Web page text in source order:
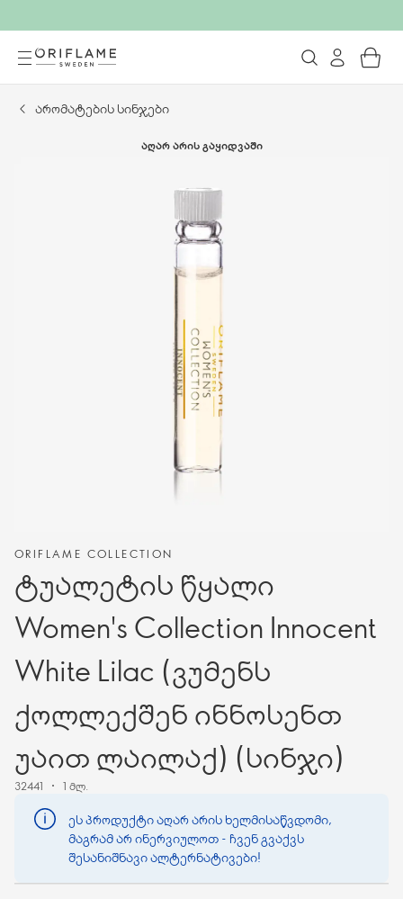
არომატების სინჯები
ᲐᲦᲐᲠ ᲐᲠᲘᲡ ᲒᲐᲧᲘᲓᲕᲐᲨᲘ
ORIFLAME COLLECTION
ტუალეტის წყალი
Women's Collection Innocent
White Lilac (ვუმენს
ქოლლექშენ ინნოსენთ
უაით ლაილაქ) (სინჯი)
32441 1 მლ.
ეს პროდუქტი აღარ არის ხელმისაწვდომი,
მაგრამ არ ინერვიულოთ - ჩვენ გვაქვს
შესანიშნავი ალტერნატივები!